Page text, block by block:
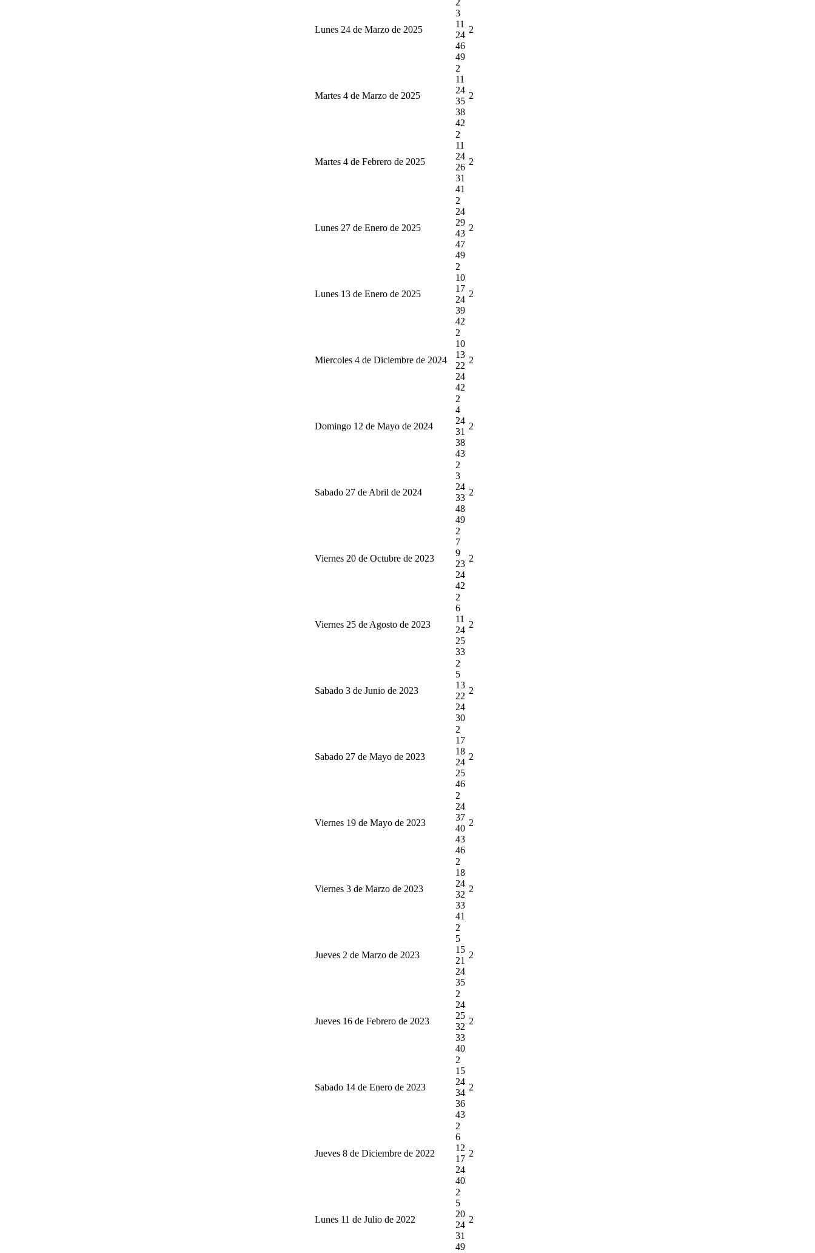
Lunes 24 de Marzo de 2025
3
11
24
46
49
2
Martes 4 de Marzo de 2025
2
11
24
35
38
42
2
Martes 4 de Febrero de 2025
2
11
24
26
31
41
2
Lunes 27 de Enero de 2025
2
24
29
43
47
49
2
Lunes 13 de Enero de 2025
2
10
17
24
39
42
2
Miercoles 4 de Diciembre de 2024
2
10
13
22
24
42
2
Domingo 12 de Mayo de 2024
2
4
24
31
38
43
2
Sabado 27 de Abril de 2024
2
3
24
33
48
49
2
Viernes 20 de Octubre de 2023
2
7
9
23
24
42
2
Viernes 25 de Agosto de 2023
2
6
11
24
25
33
2
Sabado 3 de Junio de 2023
2
5
13
22
24
30
2
Sabado 27 de Mayo de 2023
2
17
18
24
25
46
2
Viernes 19 de Mayo de 2023
2
24
37
40
43
46
2
Viernes 3 de Marzo de 2023
2
18
24
32
33
41
2
Jueves 2 de Marzo de 2023
2
5
15
21
24
35
2
Jueves 16 de Febrero de 2023
2
24
25
32
33
40
2
Sabado 14 de Enero de 2023
2
15
24
34
36
43
2
Jueves 8 de Diciembre de 2022
2
6
12
17
24
40
2
Lunes 11 de Julio de 2022
2
5
20
24
31
49
2